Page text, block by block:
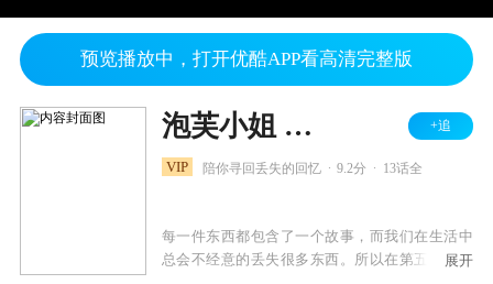
预览播放中，打开优酷APP看高清完整版
泡芙小姐 第五季 +追
VIP 陪你寻回丢失的回忆 9.2分 13话全
每一件东西都包含了一个故事，而我们在生活中
总会不经意的丢失很多东西。所以在第五季中泡
展开